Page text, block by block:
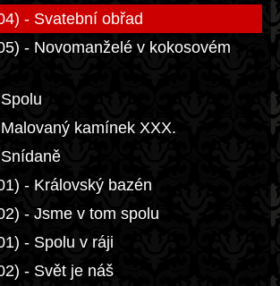
- Svatební obřad
- Novomanželé v kokosovém
kamínek XXX.
- Královský bazén
- Jsme v tom spolu
- Spolu v ráji
- Svět je náš